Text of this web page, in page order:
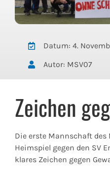
Datum: 4.
Autor: MSV07
Zeichen
Die erste Mannschaft
Heimspiel gegen den SV
klares Zeichen gegen